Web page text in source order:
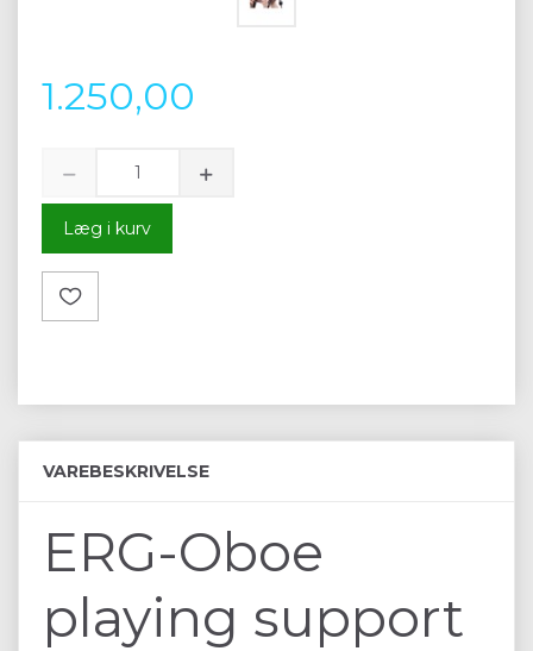
1.250,00
Læg i kurv
VAREBESKRIVELSE
ERG-Oboe
playing support